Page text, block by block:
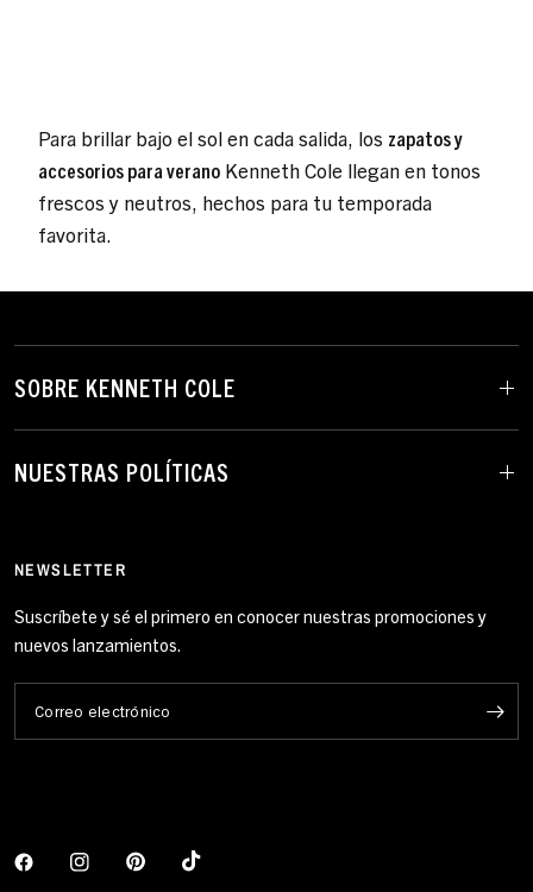
Para brillar bajo el sol en cada salida, los zapatos y
accesorios para verano Kenneth Cole llegan en tonos
frescos y neutros, hechos para tu temporada
favorita.
SOBRE KENNETH COLE
NUESTRAS POLÍTICAS
NEWSLETTER
Suscríbete y sé el primero en conocer nuestras promociones y
nuevos lanzamientos.
Correo electrónico